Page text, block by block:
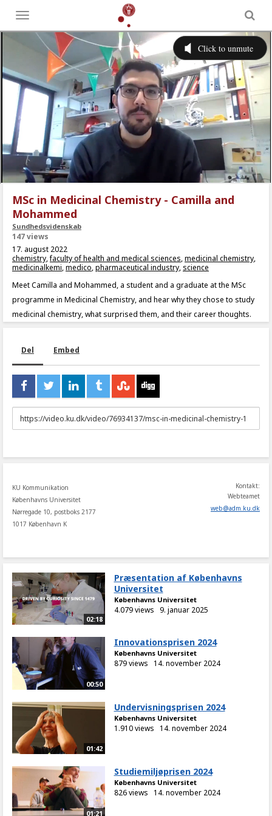
Toggle
menu
MSc in Medicinal Chemistry - Camilla and
Mohammed
Sundhedsvidenskab
147 views
17. august 2022
chemistry,faculty of health and medical sciences,medicinal chemistry,
medicinalkemi,medico,pharmaceutical industry, science
Meet Camilla and Mohammed, a student and a graduate at the MSc
programme in Medicinal Chemistry, and hear why they chose to study
medicinal chemistry, what surprised them, and their career thoughts.
Del Embed
URL
to
KU Kommunikation
Københavns Universitet
Nørregade 10, postboks 2177
1017 København K
Kontakt:
Webteamet
web@adm.ku.dk
02:18
Præsentation af Københavns
Universitet
Københavns Universitet
4.079 views 9. januar 2025
00:50
Innovationsprisen 2024
Københavns Universitet
879 views 14. november 2024
01:42
Undervisningsprisen 2024
Københavns Universitet
1.910 views 14. november 2024
01:21
Studiemiljøprisen 2024
Københavns Universitet
826 views 14. november 2024